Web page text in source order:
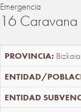
Emergencia
16
Bizkaia